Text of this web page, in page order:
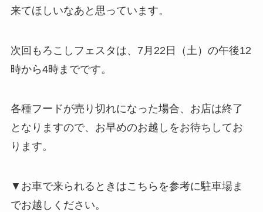
来てほしいなあと思っています。
次回もろこしフェスタは、7月22日（土）の午後12
時から4時までです。
各種フードが売り切れになった場合、お店は終了
となりますので、お早めのお越しをお待ちしてお
ります。
▼お車で来られるときはこちらを参考に駐車場ま
でお越しください。